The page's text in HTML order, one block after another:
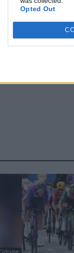
Opted Out
Series de